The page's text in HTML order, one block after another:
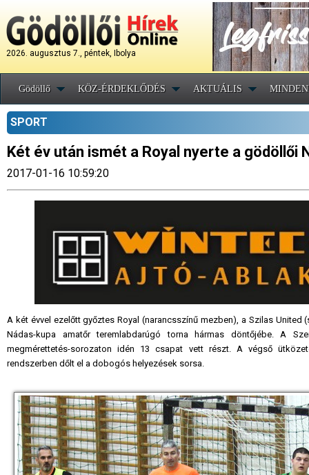
2026. augusztus 7., péntek, Ibolya
Gödöllő KÖZ-ÉRDEKLŐDÉS AKTUÁLIS
SPORT
Két év után ismét a Royal nyerte a gödöllői
2017-01-16 10:59:20
A két évvel ezelőtt győztes Royal (narancsszínű mezben), a Szilas
Nádas-kupa amatőr teremlabdarúgó torna hármas döntőjébe. A
megmérettetés-sorozaton idén 13 csapat vett részt. A végső
rendszerben dőlt el a dobogós helyezések sorsa.